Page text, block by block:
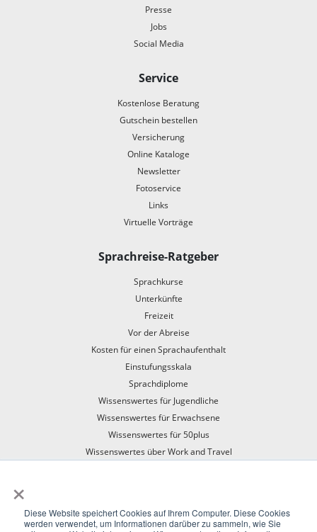
×
Diese Website speichert Cookies auf Ihrem Computer. Diese Cookies
werden verwendet, um Informationen darüber zu sammeln, wie Sie
Presse
Jobs
Social Media
Service
Kostenlose Beratung
Gutschein bestellen
Versicherung
Online Kataloge
Newsletter
Fotoservice
Links
Virtuelle Vorträge
Sprachreise-Ratgeber
Sprachkurse
Unterkünfte
Freizeit
Vor der Abreise
Kosten für einen Sprachaufenthalt
Einstufungsskala
Sprachdiplome
Wissenswertes für Jugendliche
Wissenswertes für Erwachsene
Wissenswertes für 50plus
Wissenswertes über Work and Travel